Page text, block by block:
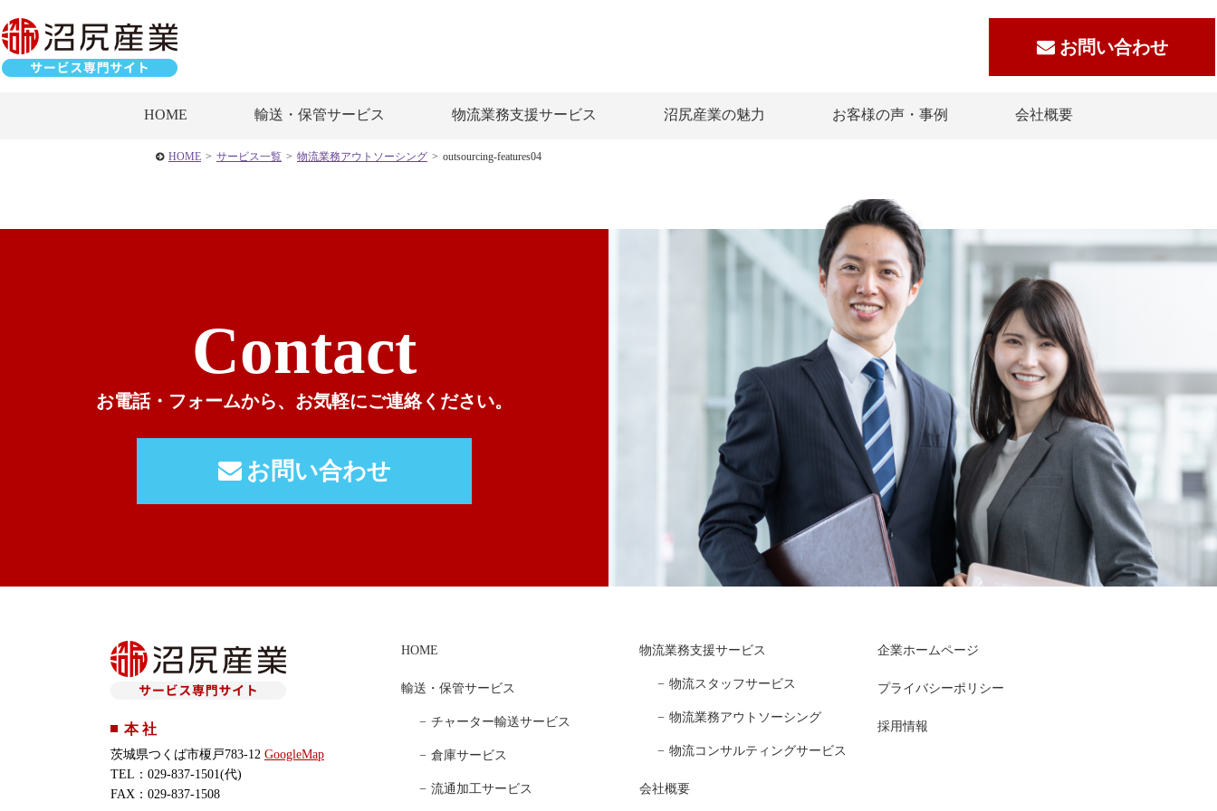
HOME 輸送・保管サービス 物流業務支援サービス 沼尻産業の魅力 お客様の声・事例 会社概要
お問い合わせ
HOME > サービス一覧 > 物流業務アウトソーシング > outsourcing-features04
Contact
お電話・フォームから、 お気軽にご連絡ください。
お問い合わせ
HOME
輸送・保管サービス
チャーター輸送サービス
倉庫サービス
流通加工サービス
物流業務支援サービス
物流スタッフサービス
物流業務アウトソーシング
物流コンサルティングサービス
会社概要
企業ホームページ
プライバシーポリシー
採用情報
本 社
茨城県つくば市榎戸783-12 GoogleMap
TEL：029-837-1501(代)
FAX：029-837-1508